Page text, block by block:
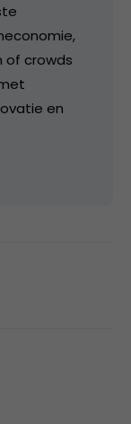
of crowds
en